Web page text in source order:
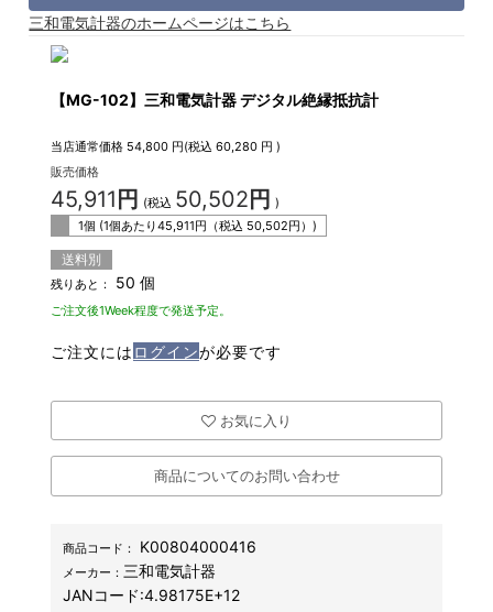
三和電気計器のホームページはこちら
【MG-102】三和電気計器 デジタル絶縁抵抗計
当店通常価格 54,800 円(税込60,280 円 )
販売価格
45,911 円 (税込 50,502 円 )
1個 (1個あたり45,911円（税込 50,502円）)
送料別
残りあと： 50 個
ご注文後1Week程度で発送予定。
ご注文には ログインが必要です
お気に入り
商品についてのお問い合わせ
商品コード： K00804000416
メーカー： 三和電気計器
JANコード:4.98175E+12